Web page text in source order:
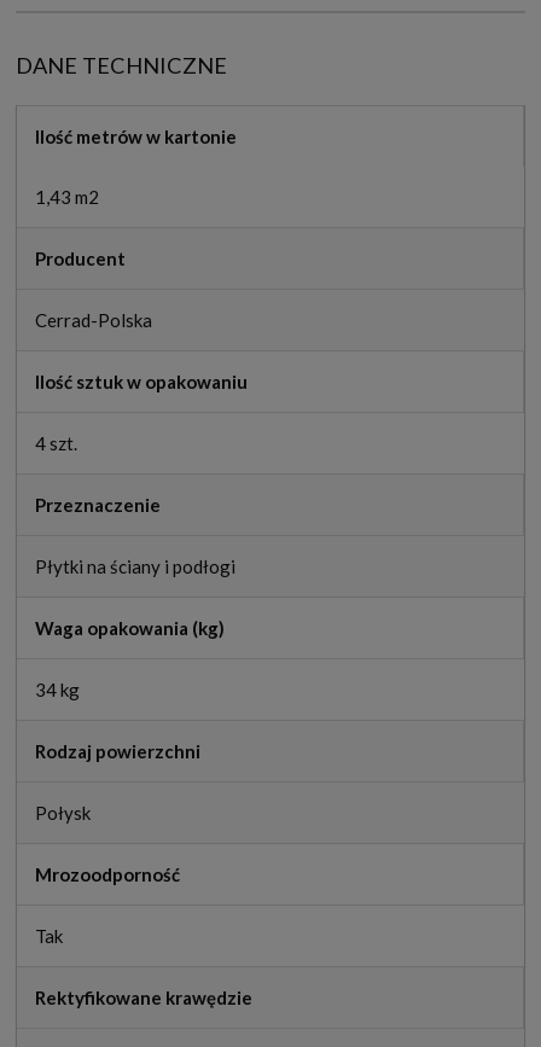
DANE TECHNICZNE
Ilość metrów w kartonie
1,43 m2
Producent
Cerrad-Polska
Ilość sztuk w opakowaniu
4 szt.
Przeznaczenie
Płytki na ściany i podłogi
Waga opakowania (kg)
34 kg
Rodzaj powierzchni
Połysk
Mrozoodporność
Tak
Rektyfikowane krawędzie